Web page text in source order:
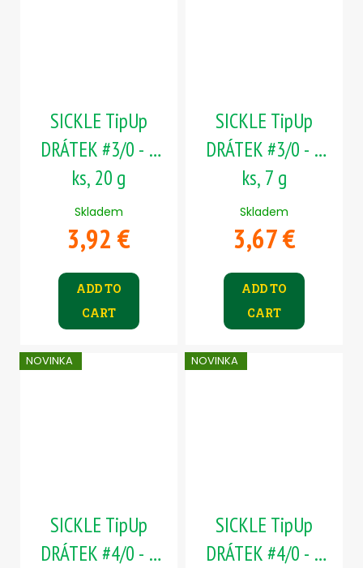
SICKLE TipUp
DRÁTEK #3/0 - 5
ks, 20 g
Skladem
3,92 €
ADD TO
CART
SICKLE TipUp
DRÁTEK #3/0 - 5
ks, 7 g
Skladem
3,67 €
ADD TO
CART
NOVINKA
SICKLE TipUp
DRÁTEK #4/0 - 5
NOVINKA
SICKLE TipUp
DRÁTEK #4/0 - 5